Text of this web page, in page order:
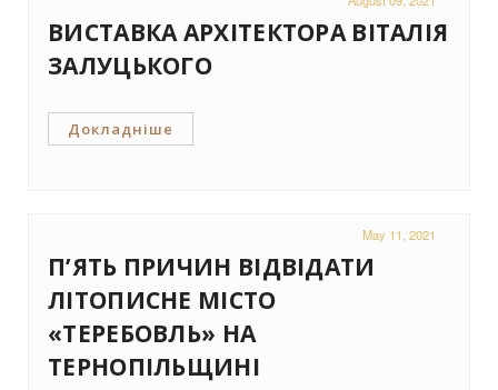
ВИСТАВКА АРХІТЕКТОРА ВІТАЛІЯ
ЗАЛУЦЬКОГО
Докладніше
May 11, 2021
П’ЯТЬ ПРИЧИН ВІДВІДАТИ
ЛІТОПИСНЕ МІСТО
«ТЕРЕБОВЛЬ» НА
ТЕРНОПІЛЬЩИНІ